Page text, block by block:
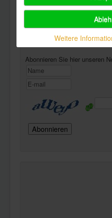
Newsletter
Abonnieren Sie hier unseren
Weitere